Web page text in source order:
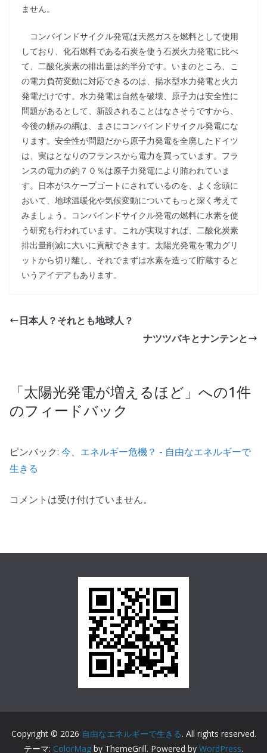
ません。
コンバインドサイクル発電は天然ガスを燃料として使用
しており、化石燃料である石炭を使う石炭火力発電に比べ
て、二酸化炭素の排出量は約半分です。いまのところ、こ
の電力負荷変動に対応できるのは、揚水型水力発電と火力
発電だけです。水力発電は自然を破壊、原子力は安全性に
問題があるとして、新設されることはなさそうですから、
今後の頼みの綱は、まさにコンバインドサイクル発電にな
ります。安全性が問題だから原子力発電を全廃したドイツ
は、実はとなりのフランスから電力を買っています。フラ
ンスの電力の約７０％は原子力発電により賄われていま
す。日本がスケープゴートにされているのを、よく念頭に
おいて、地球温暖化や気候変動についてもっと深く考えて
みましょう。コンバインドサイクル発電の燃料に水素を使
う研究も行われています。これが実現すれば、二酸化炭素
排出量削減に大いに貢献できます。太陽光発電を電力グリ
ットから切り離し、それでまずは水素を造って貯蔵すると
いうアイデアもあります。
日本人？それとも地球人？
ナツツバキとナンテンと
「太陽光発電が増えるほど 」への1件
のフィードバック
ピンバック: 今、エネルギー危機？ - 自由なエネルギーで
生きる
コメントは受け付けていません。
Copyright © 2026 自由なエネルギーで生きる. All rights reserved.
テーマ: ColorMag by ThemeGrill. Powered by WordPress.